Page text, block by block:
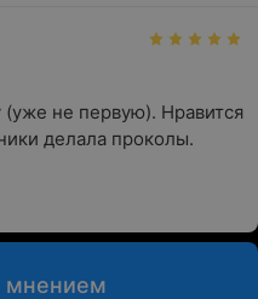
(уже не первую). Нравится
делала проколы.
мнением